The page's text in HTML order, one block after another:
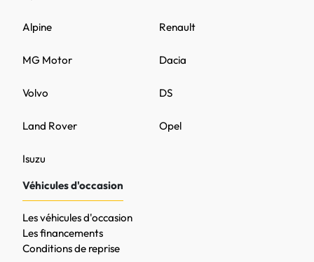
DS
MG Motor
Opel
Volvo
Renault
Land Rover
Dacia
Alpine
Isuzu
Véhicules d'occasion
Les véhicules d'occasion
Les financements
Conditions de reprise